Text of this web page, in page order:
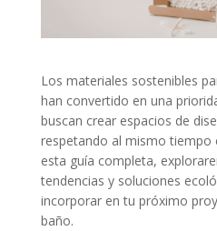
Los materiales sostenibles
han convertido en una
buscan crear espacios de
respetando al mismo tiempo
esta guía completa,
tendencias y soluciones
incorporar en tu próximo
baño.